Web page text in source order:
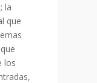
la
que
los